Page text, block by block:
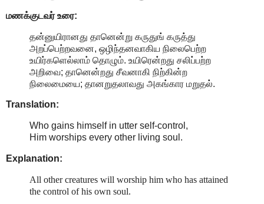
மணக்குடவர் உரை:
தன்னுயிரானது தானென்று கருதுங் கருத்து
அறப்பெற்றவனை, ஒழிந்தனவாகிய நிலைபெற்ற
உயிர்களெல்லாம் தொழும். உயிரென்றது சலிப்பற்ற
அறிவை; தானென்றது சீவனாகி நிற்கின்ற
நிலைமையை; தானறுதலாவது அகங்கார மறுதல்.
Translation:
Who gains himself in utter self-control,
Him worships every other living soul.
Explanation:
All other creatures will worship him who has attained
the control of his own soul.